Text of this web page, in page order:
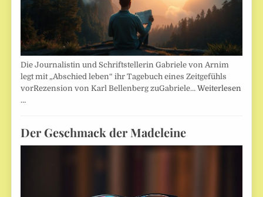
Die Journalistin und Schriftstellerin Gabriele von Arnim
legt mit „Abschied leben“ ihr Tagebuch eines Zeitgefühls
vorRezension von Karl Bellenberg zuGabriele…Weiterlesen
…
Der Geschmack der Madeleine